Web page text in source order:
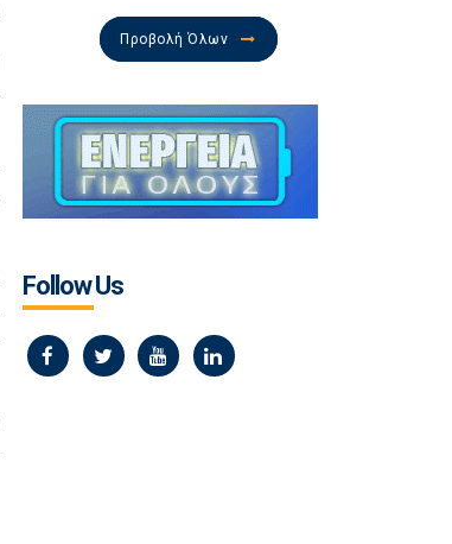
Προβολή Όλων
Follow Us